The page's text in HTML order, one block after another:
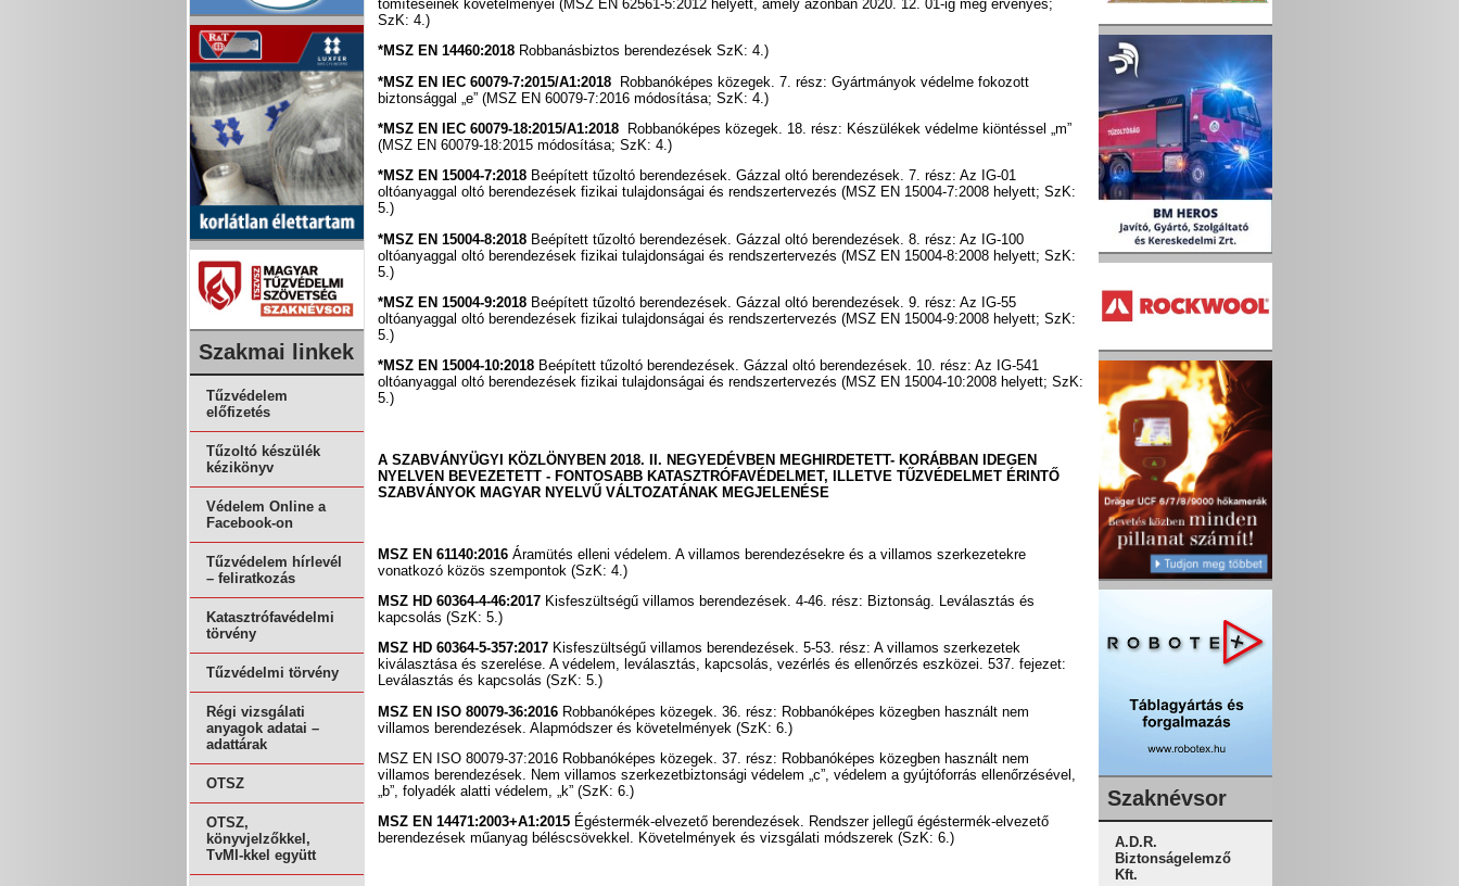
Szakmai linkek
Tűzvédelem
előfizetés
Tűzoltó készülék
kézikönyv
Védelem Online a
Facebook-on
Tűzvédelem hírlevél
– feliratkozás
Katasztrófavédelmi
törvény
Tűzvédelmi törvény
Régi vizsgálati
anyagok adatai –
adattárak
OTSZ
OTSZ,
könyvjelzőkkel,
TvMI-kkel együtt
tömítéseinek követelményei (MSZ EN 62561-5:2012 helyett, amely azonban 2020. 12. 01-ig még érvényes;
SzK: 4.)
*MSZ EN 14460:2018 Robbanásbiztos berendezések SzK: 4.)
*MSZ EN IEC 60079-7:2015/A1:2018 Robbanóképes közegek. 7. rész: Gyártmányok védelme fokozott
biztonsággal „e” (MSZ EN 60079-7:2016 módosítása; SzK: 4.)
*MSZ EN IEC 60079-18:2015/A1:2018
Robbanóképes közegek. 18. rész: Készülékek védelme kiöntéssel „m”
(MSZ EN 60079-18:2015 módosítása; SzK: 4.)
*MSZ EN 15004-7:2018 Beépített tűzoltó berendezések. Gázzal oltó berendezések. 7. rész: Az IG-01
oltóanyaggal oltó berendezések fizikai tulajdonságai és rendszertervezés (MSZ EN 15004-7:2008 helyett; SzK:
5.)
*MSZ EN 15004-8:2018 Beépített tűzoltó berendezések. Gázzal oltó berendezések. 8. rész: Az IG-100
oltóanyaggal oltó berendezések fizikai tulajdonságai és rendszertervezés (MSZ EN 15004-8:2008 helyett; SzK:
5.)
*MSZ EN 15004-9:2018 Beépített tűzoltó berendezések. Gázzal oltó berendezések. 9. rész: Az IG-55
oltóanyaggal oltó berendezések fizikai tulajdonságai és rendszertervezés (MSZ EN 15004-9:2008 helyett; SzK:
5.)
*MSZ EN 15004-10:2018 Beépített tűzoltó berendezések. Gázzal oltó berendezések. 10. rész: Az IG-541
oltóanyaggal oltó berendezések fizikai tulajdonságai és rendszertervezés (MSZ EN 15004-10:2008 helyett; SzK:
5.)
A SZABVÁNYÜGYI KÖZLÖNYBEN 2018. II. NEGYEDÉVBEN MEGHIRDETETT- KORÁBBAN IDEGEN
NYELVEN BEVEZETETT - FONTOSABB KATASZTRÓFAVÉDELMET, ILLETVE TŰZVÉDELMET ÉRINTŐ
SZABVÁNYOK MAGYAR NYELVŰ VÁLTOZATÁNAK MEGJELENÉSE
MSZ EN 61140:2016 Áramütés elleni védelem. A villamos berendezésekre és a villamos szerkezetekre
vonatkozó közös szempontok (SzK: 4.)
MSZ HD 60364-4-46:2017 Kisfeszültségű villamos berendezések. 4-46. rész: Biztonság. Leválasztás és
kapcsolás (SzK: 5.)
MSZ HD 60364-5-357:2017 Kisfeszültségű villamos berendezések. 5-53. rész: A villamos szerkezetek
kiválasztása és szerelése. A védelem, leválasztás, kapcsolás, vezérlés és ellenőrzés eszközei. 537. fejezet:
Leválasztás és kapcsolás (SzK: 5.)
MSZ EN ISO 80079-36:2016 Robbanóképes közegek. 36. rész: Robbanóképes közegben használt nem
villamos berendezések. Alapmódszer és követelmények (SzK: 6.)
MSZ EN ISO 80079-37:2016 Robbanóképes közegek. 37. rész: Robbanóképes közegben használt nem
villamos berendezések. Nem villamos szerkezetbiztonsági védelem „c”, védelem a gyújtóforrás ellenőrzésével,
„b”, folyadék alatti védelem, „k” (SzK: 6.)
MSZ EN 14471:2003+A1:2015 Égéstermék-elvezető berendezések. Rendszer jellegű égéstermék-elvezető
berendezések műanyag béléscsövekkel. Követelmények és vizsgálati módszerek (SzK: 6.)
Szaknévsor
A.D.R.
Biztonságelemző
Kft.